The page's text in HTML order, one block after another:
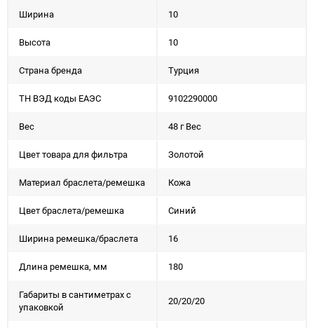
Ширина
10
Высота 10
Страна бренда Турция
ТН ВЭД коды ЕАЭС 9102290000
Вес 48 г Вес
Цвет товара для фильтра Золотой
Материал браслета/ремешка Кожа
Цвет браслета/ремешка Синий
Ширина ремешка/браслета 16
Длина ремешка, мм 180
Габариты в сантиметрах с
упаковкой
20/20/20